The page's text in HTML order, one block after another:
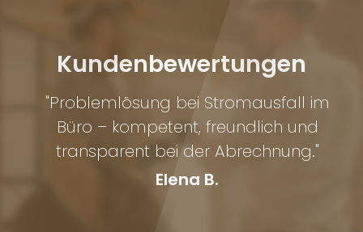
Kundenbewertungen
"Problemlösung bei Stromausfall im
Büro – kompetent, freundlich und
transparent bei der Abrechnung."
Elena B.